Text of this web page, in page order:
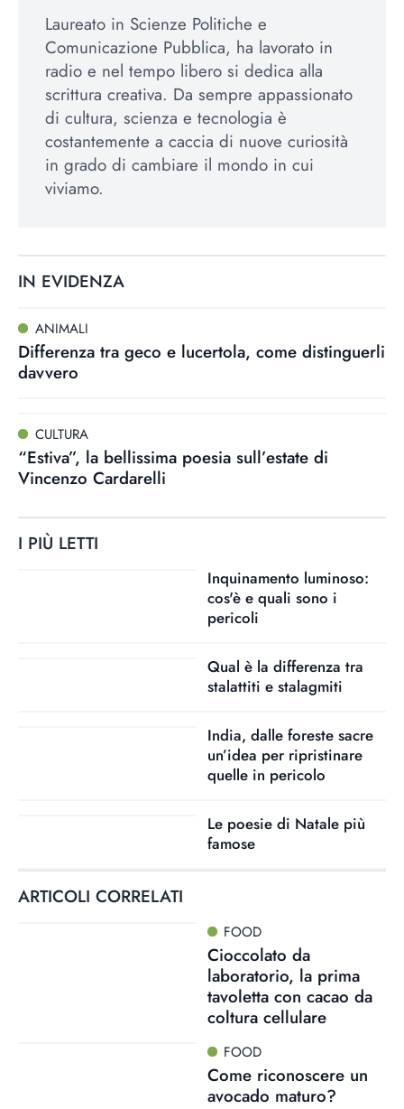
Laureato in Scienze Politiche e
Comunicazione Pubblica, ha lavorato in
radio e nel tempo libero si dedica alla
scrittura creativa. Da sempre appassionato
di cultura, scienza e tecnologia è
costantemente a caccia di nuove curiosità
in grado di cambiare il mondo in cui
viviamo.
IN EVIDENZA
ANIMALI
Differenza tra geco e lucertola, come distinguerli
davvero
CULTURA
“Estiva”, la bellissima poesia sull’estate di
Vincenzo Cardarelli
I PIÙ LETTI
Inquinamento luminoso:
cos'è e quali sono i
pericoli
Qual è la differenza tra
stalattiti e stalagmiti
India, dalle foreste sacre
un’idea per ripristinare
quelle in pericolo
Le poesie di Natale più
famose
ARTICOLI CORRELATI
FOOD
Cioccolato da
laboratorio, la prima
tavoletta con cacao da
coltura cellulare
FOOD
Come riconoscere un
avocado maturo?